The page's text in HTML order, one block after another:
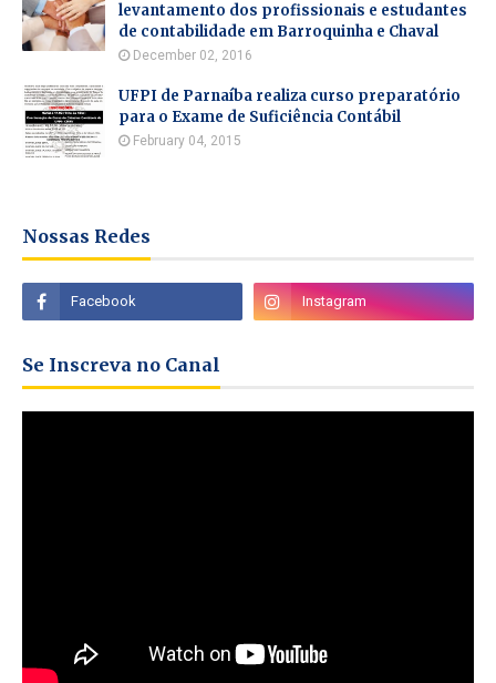
levantamento dos profissionais e estudantes
de contabilidade em Barroquinha e Chaval
December 02, 2016
UFPI de Parnaíba realiza curso preparatório
para o Exame de Suficiência Contábil
February 04, 2015
Nossas Redes
Se Inscreva no Canal